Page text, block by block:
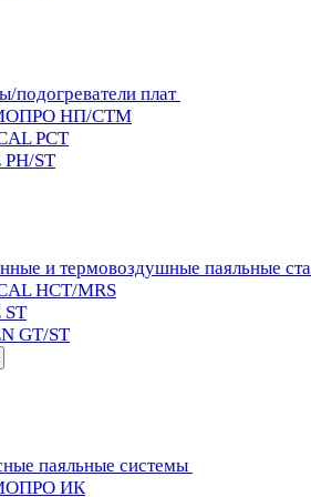
подогреватели плат
НП/СТМ
PCT
PH/ST
и термовоздушные паяльные
HCT/MRS
ST
GT/ST
паяльные системы
ИК